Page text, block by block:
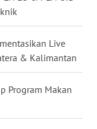
Live
& Kalimantan
Program Makan